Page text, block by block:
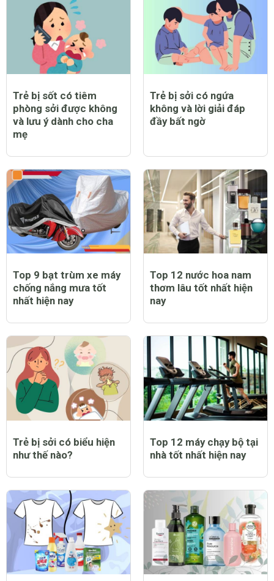
Trẻ bị sốt có tiêm
phòng sởi được không
và lưu ý dành cho cha
mẹ
Trẻ bị sởi có ngứa
không và lời giải đáp
đầy bất ngờ
Top 9 bạt trùm xe máy
chống nắng mưa tốt
nhất hiện nay
Top 12 nước hoa nam
thơm lâu tốt nhất hiện
nay
Trẻ bị sởi có biểu hiện
như thế nào?
Top 12 máy chạy bộ tại
nhà tốt nhất hiện nay